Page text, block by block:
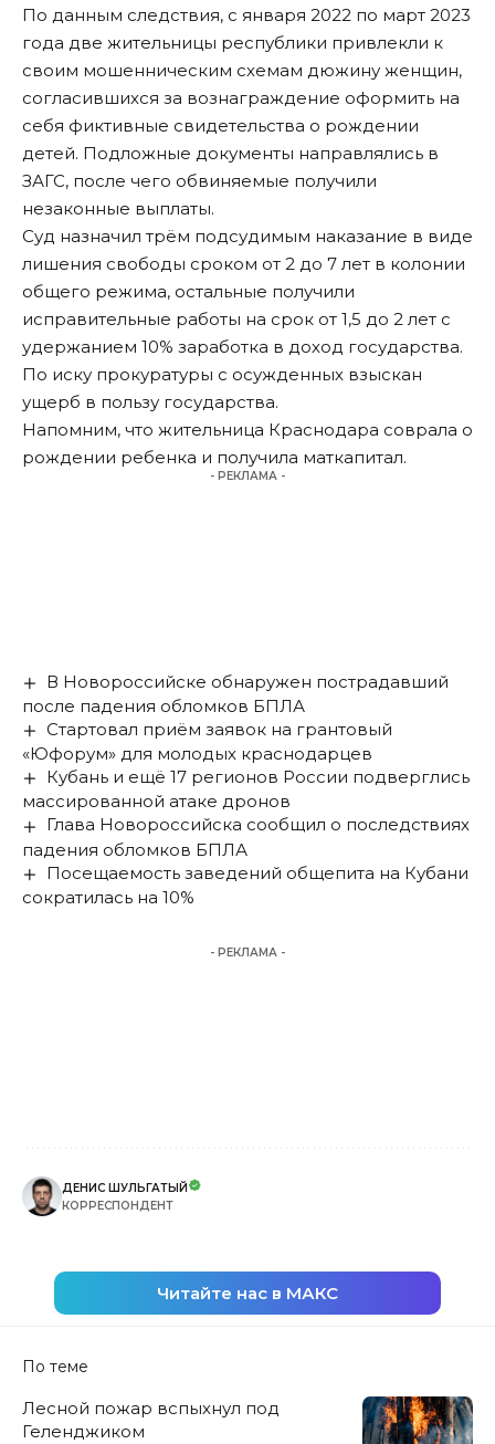
По данным следствия, с января 2022 по март 2023
года две жительницы республики привлекли к
своим мошенническим схемам дюжину женщин,
согласившихся за вознаграждение оформить на
себя фиктивные свидетельства о рождении
детей. Подложные документы направлялись в
ЗАГС, после чего обвиняемые получили
незаконные выплаты.
Суд назначил трём подсудимым наказание в виде
лишения свободы сроком от 2 до 7 лет в колонии
общего режима, остальные получили
исправительные работы на срок от 1,5 до 2 лет с
удержанием 10% заработка в доход государства.
По иску прокуратуры с осужденных взыскан
ущерб в пользу государства.
Напомним, что жительница Краснодара соврала о
рождении ребенка и получила маткапитал.
- РЕКЛАМА -
В Новороссийске обнаружен пострадавший
после падения обломков БПЛА
Стартовал приём заявок на грантовый
«Юфорум» для молодых краснодарцев
Кубань и ещё 17 регионов России подверглись
массированной атаке дронов
Глава Новороссийска сообщил о последствиях
падения обломков БПЛА
Посещаемость заведений общепита на Кубани
сократилась на 10%
- РЕКЛАМА -
ДЕНИС ШУЛЬГАТЫЙ
КОРРЕСПОНДЕНТ
Читайте нас в МАКС
По теме
Лесной пожар вспыхнул под
Геленджиком